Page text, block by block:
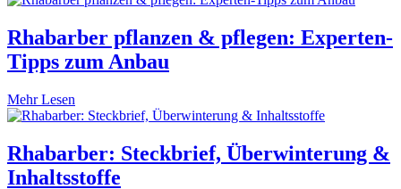
Rhabarber pflanzen & pflegen: Experten-
Tipps zum Anbau
Mehr Lesen
Rhabarber: Steckbrief, Überwinterung &
Inhaltsstoffe